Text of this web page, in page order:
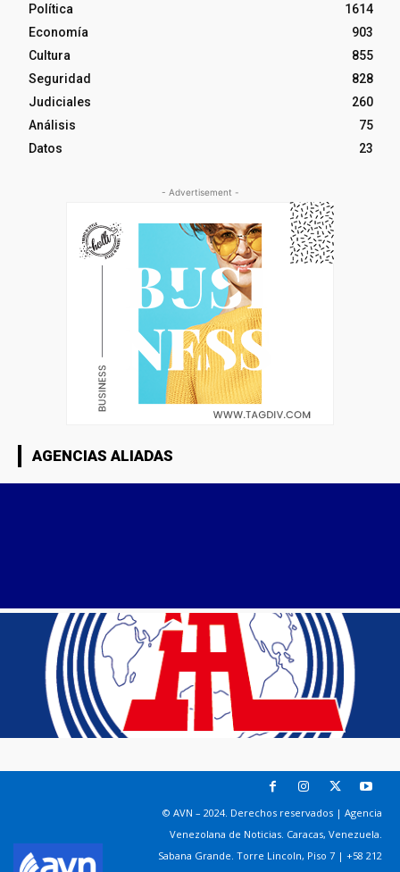
Política
1614
Economía
903
Cultura
855
Seguridad
828
Judiciales
260
Análisis
75
Datos
23
- Advertisement -
AGENCIAS ALIADAS
© AVN – 2024. Derechos reservados | Agencia
Venezolana de Noticias. Caracas, Venezuela.
Sabana Grande. Torre Lincoln, Piso 7 | +58 212